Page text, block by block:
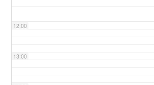
12:00
13:00